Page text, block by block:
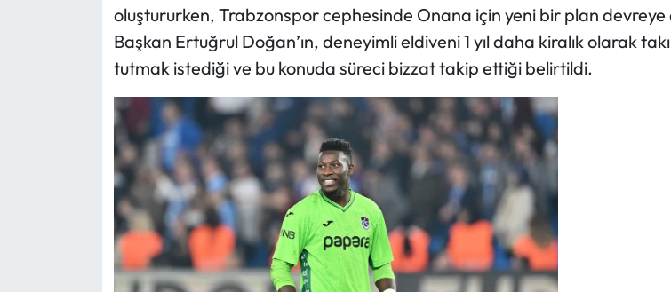
oluştururken, Trabzonspor cephesinde Onana için yeni bir plan devreye
Başkan Ertuğrul Doğan’ın, deneyimli eldiveni 1 yıl daha kiralık olarak
tutmak istediği ve bu konuda süreci bizzat takip ettiği belirtildi.